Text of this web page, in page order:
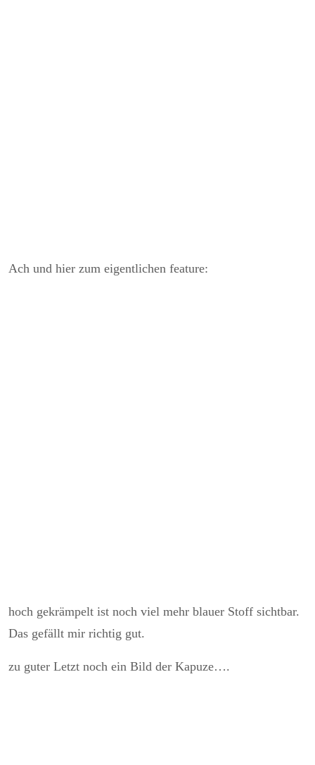
Ach und hier zum eigentlichen feature:
hoch gekrämpelt ist noch viel mehr blauer Stoff sichtbar.
Das gefällt mir richtig gut.
zu guter Letzt noch ein Bild der Kapuze….